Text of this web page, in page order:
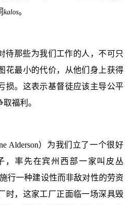
kalos。
待那些为我们工作的人，不可只
花最小的代价，从他们身上获得
损。这表示基督徒应该主导公平
福利。
Alderson）为我们立了一个很好
，率先在宾州西部一家叫皮丛
行一种建设性而非敌对性的劳资
时，这家工厂正面临一场深具毁